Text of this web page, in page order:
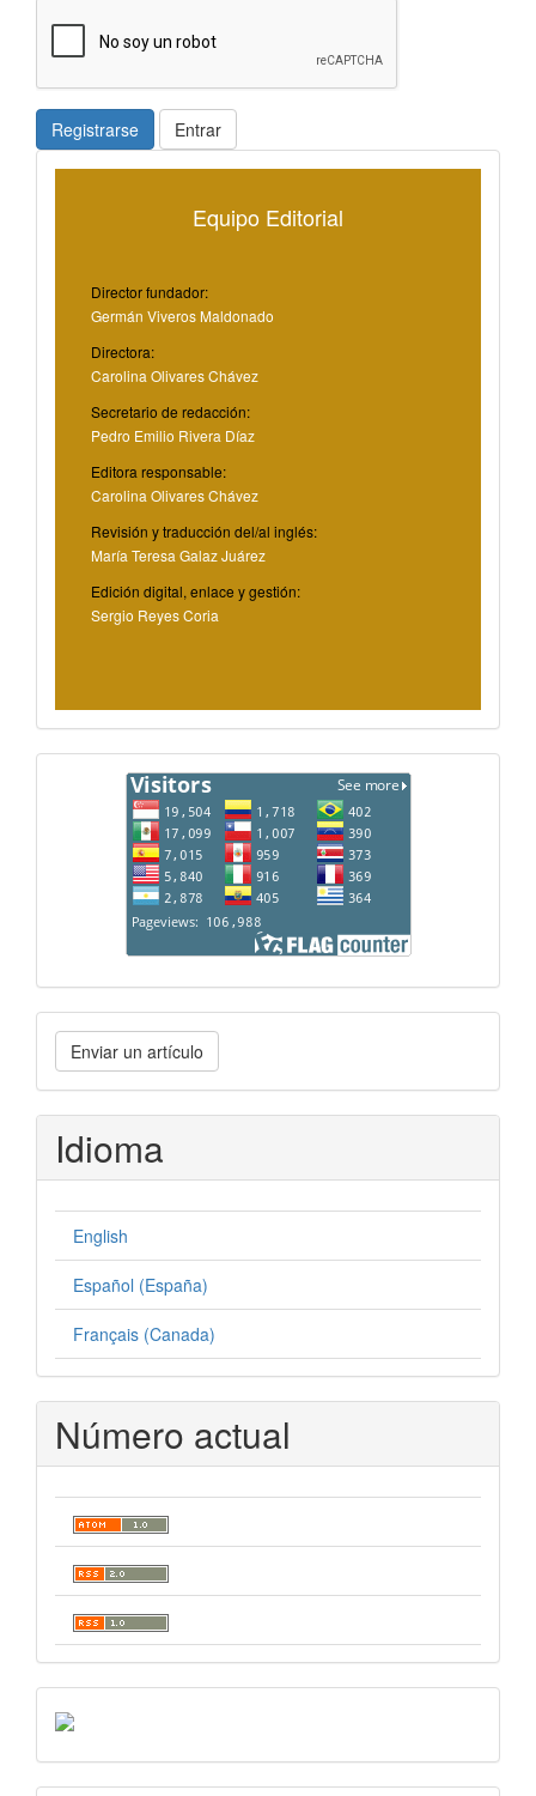
Registrarse Entrar
Equipo Editorial
Director fundador:
Germán Viveros Maldonado
Directora:
Carolina Olivares Chávez
Secretario de redacción:
Pedro Emilio Rivera Díaz
Editora responsable:
Carolina Olivares Chávez
Revisión y traducción del/al inglés:
María Teresa Galaz Juárez
Edición digital, enlace y gestión:
Sergio Reyes Coria
Enviar
un
artículo
Enviar un artículo
Idioma
English
Español (España)
Français (Canada)
Número actual